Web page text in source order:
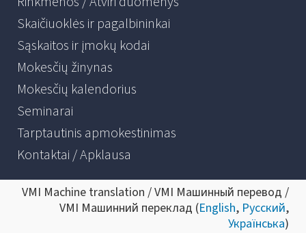
Skaičiuoklės ir pagalbininkai
Sąskaitos ir įmokų kodai
Mokesčių žinynas
Mokesčių kalendorius
Seminarai
Tarptautinis apmokestinimas
Kontaktai / Apklausa
VMI Machine translation / VMI Машинный перевод /
VMI Машинний переклад (English, Русский,
Українська)